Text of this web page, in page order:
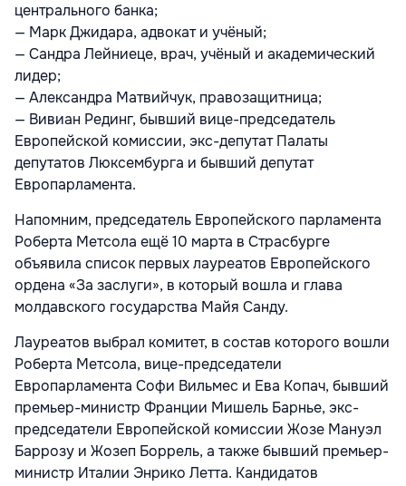
центрального банка;
— Марк Джидара, адвокат и учёный;
— Сандра Лейниеце, врач, учёный и академический
лидер;
— Александра Матвийчук, правозащитница;
— Вивиан Рединг, бывший вице-председатель
Европейской комиссии, экс-депутат Палаты
депутатов Люксембурга и бывший депутат
Европарламента.
Напомним, председатель Европейского парламента
Роберта Метсола ещё 10 марта в Страсбурге
объявила список первых лауреатов Европейского
ордена «За заслуги», в который вошла и глава
молдавского государства Майя Санду.
Лауреатов выбрал комитет, в состав которого вошли
Роберта Метсола, вице-председатели
Европарламента Софи Вильмес и Ева Копач, бывший
премьер-министр Франции Мишель Барнье, экс-
председатели Европейской комиссии Жозе Мануэл
Баррозу и Жозеп Боррель, а также бывший премьер-
министр Италии Энрико Летта. Кандидатов